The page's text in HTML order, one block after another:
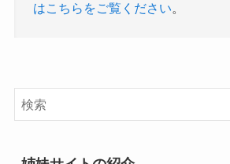
はこちらをご覧ください。